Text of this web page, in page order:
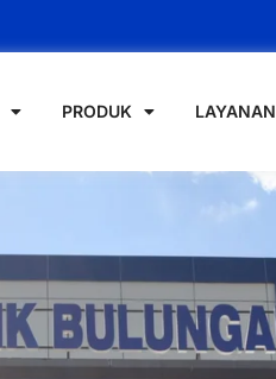
PRODUK LAYANAN